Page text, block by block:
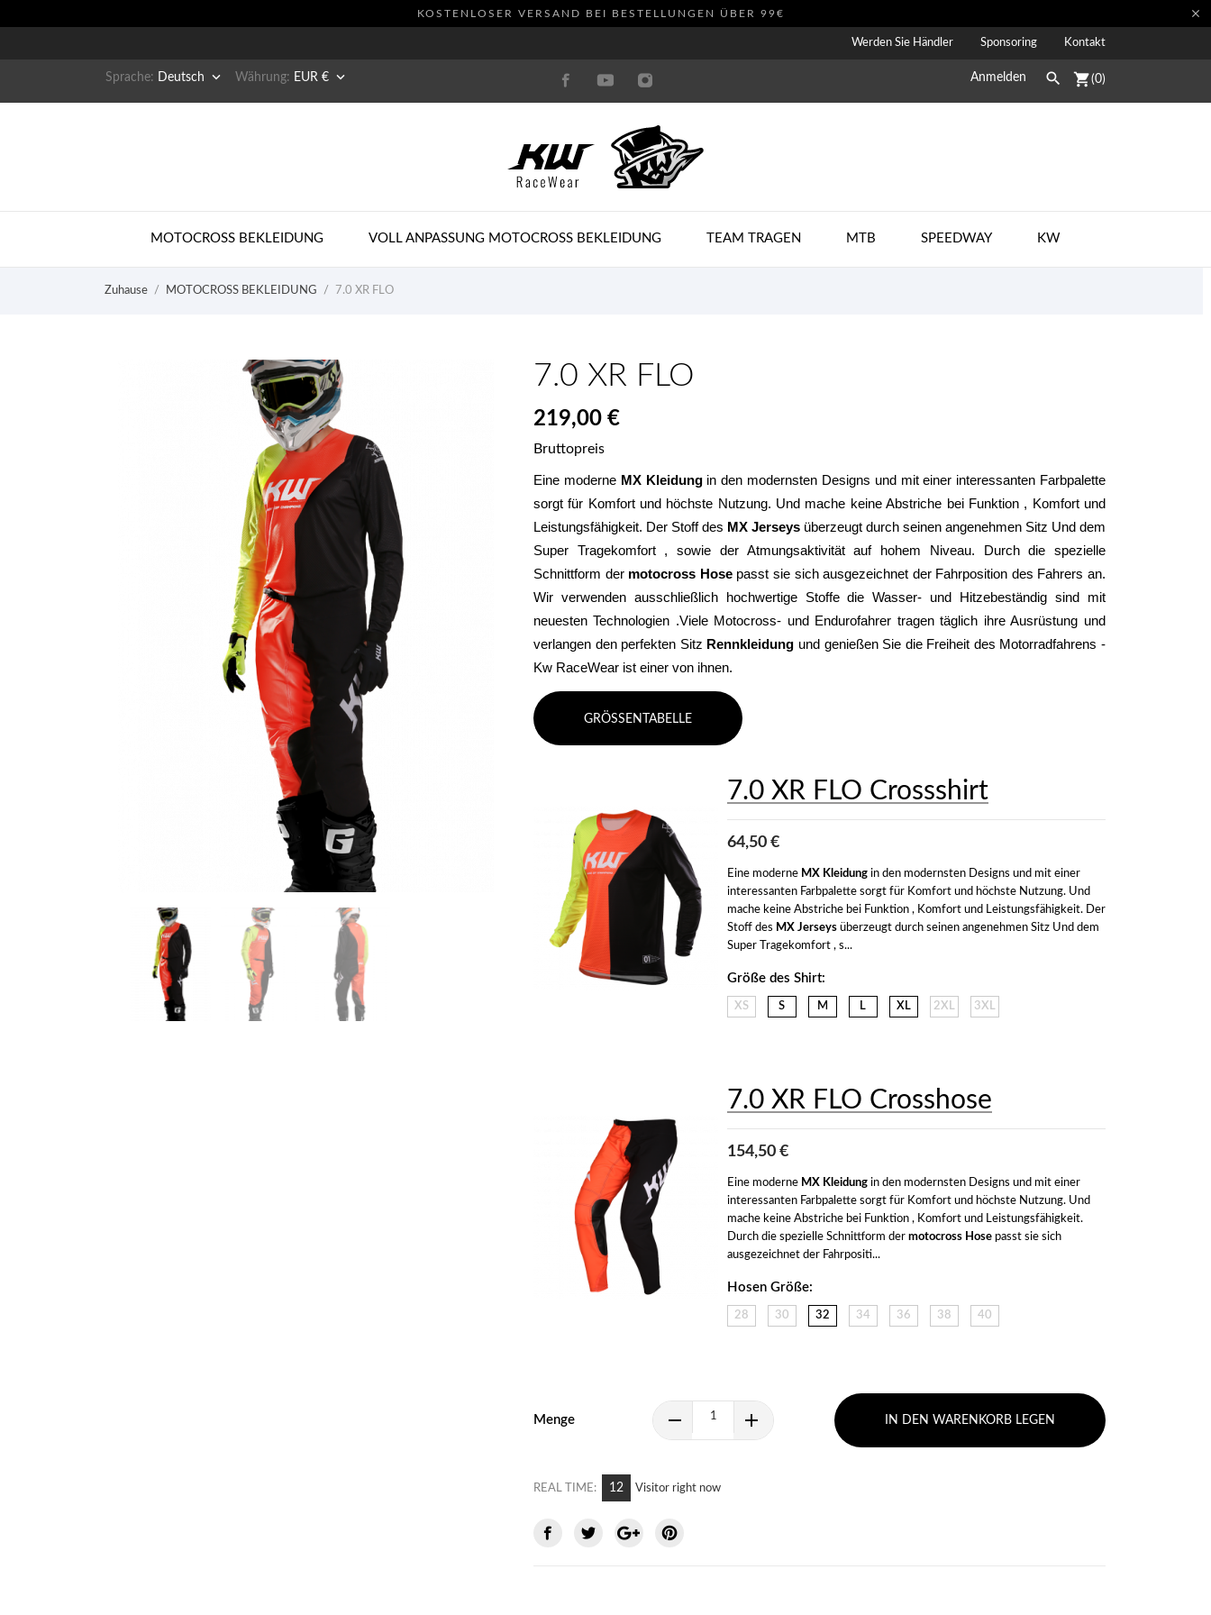
KOSTENLOSER VERSAND BEI BESTELLUNGEN ÜBER 99€ 
Werden Sie Händler Sponsoring Kontakt
Sprache: Deutsch  Währung: EUR €  Anmelden  shopping_cart(0)
MOTOCROSS BEKLEIDUNG VOLL ANPASSUNG MOTOCROSS BEKLEIDUNG TEAM TRAGEN MTB SPEEDWAY KW
Zuhause MOTOCROSS BEKLEIDUNG 7.0 XR FLO
7.0 XR FLO
219,00 €
Bruttopreis
Eine moderne MX Kleidung in den modernsten Designs und mit einer interessanten Farbpalette
sorgt für Komfort und höchste Nutzung. Und mache keine Abstriche bei Funktion , Komfort und
Leistungsfähigkeit. Der Stoff des MX Jerseys überzeugt durch seinen angenehmen Sitz Und dem
Super Tragekomfort , sowie der Atmungsaktivität auf hohem Niveau. Durch die spezielle
Schnittform der motocross Hose passt sie sich ausgezeichnet der Fahrposition des Fahrers an.
Wir verwenden ausschließlich hochwertige Stoffe die Wasser- und Hitzebeständig sind mit
neuesten Technologien .Viele Motocross- und Endurofahrer tragen täglich ihre Ausrüstung und
verlangen den perfekten Sitz Rennkleidung und genießen Sie die Freiheit des Motorradfahrens -
Kw RaceWear ist einer von ihnen.
GRÖSSENTABELLE
7.0 XR FLO Crossshirt
64,50 €
Eine moderne MX Kleidung in den modernsten Designs und mit einer
interessanten Farbpalette sorgt für Komfort und höchste Nutzung. Und
mache keine Abstriche bei Funktion , Komfort und Leistungsfähigkeit. Der
Stoff des MX Jerseys überzeugt durch seinen angenehmen Sitz Und dem
Super Tragekomfort , s...
Größe des Shirt:
XS S M L XL 2XL 3XL
7.0 XR FLO Crosshose
154,50 €
Eine moderne MX Kleidung in den modernsten Designs und mit einer
interessanten Farbpalette sorgt für Komfort und höchste Nutzung. Und
mache keine Abstriche bei Funktion , Komfort und Leistungsfähigkeit.
Durch die spezielle Schnittform der motocross Hose passt sie sich
ausgezeichnet der Fahrpositi...
Hosen Größe:
28 30 32 34 36 38 40
Menge IN DEN WARENKORB LEGEN
REAL TIME: 5 Visitor right now